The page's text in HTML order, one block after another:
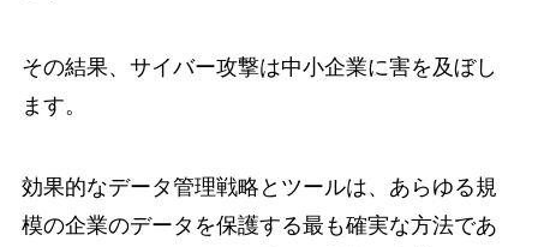
その結果、サイバー攻撃は中小企業に害を及ぼし
ます。
効果的なデータ管理戦略とツールは、あらゆる規
模の企業のデータを保護する最も確実な方法であ